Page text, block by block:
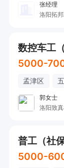
张经理
洛阳拓
数控车工
5000-
孟津区
郭女士
洛阳致
普工（社
5000-